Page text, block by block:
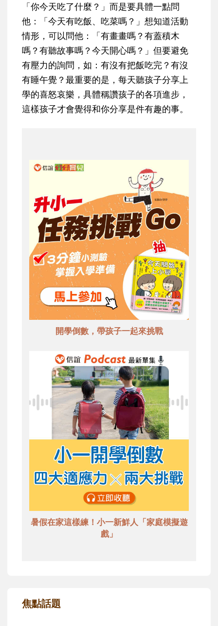
「你今天吃了什麼？」而是要具體一點問
他：「今天有吃飯、吃菜嗎？」想知道活動
情形，可以問他：「有畫畫嗎？有蓋積木
嗎？有聽故事嗎？今天開心嗎？」但要避免
有壓力的詢問，如：有沒有把飯吃完？有沒
有睡午覺？最重要的是，每天聽孩子分享上
學的喜怒哀樂，具體稱讚孩子的各項進步，
這樣孩子才會覺得和你分享是件有趣的事。
開學倒數，帶孩子一起來挑戰
暑假在家這樣練！小一新鮮人「家庭模擬遊
戲」
焦點話題